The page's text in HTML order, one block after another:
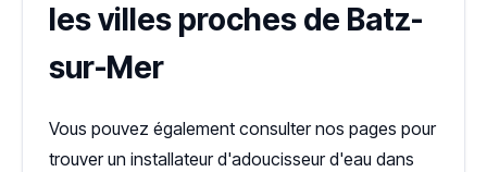
les villes proches de Batz-
sur-Mer
Vous pouvez également consulter nos pages pour
trouver un installateur d'adoucisseur d'eau dans